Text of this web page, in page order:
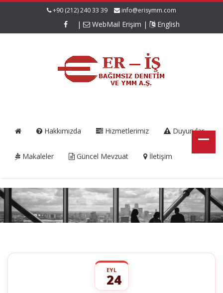
+90 (212) 240 33 39 info@erisymm.com
| WebMail Erişim | English
Hakkımızda Hizmetlerimiz Duyurular
Makaleler Güncel Mevzuat İletişim
EYL
24